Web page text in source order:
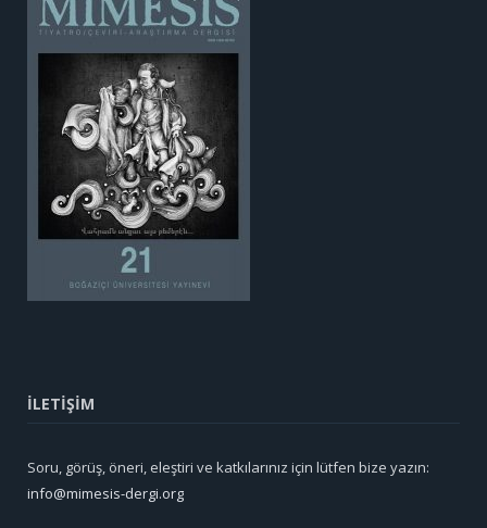
İLETİŞİM
Soru, görüş, öneri, eleştiri ve katkılarınız için lütfen bize yazın:
info@mimesis-dergi.org